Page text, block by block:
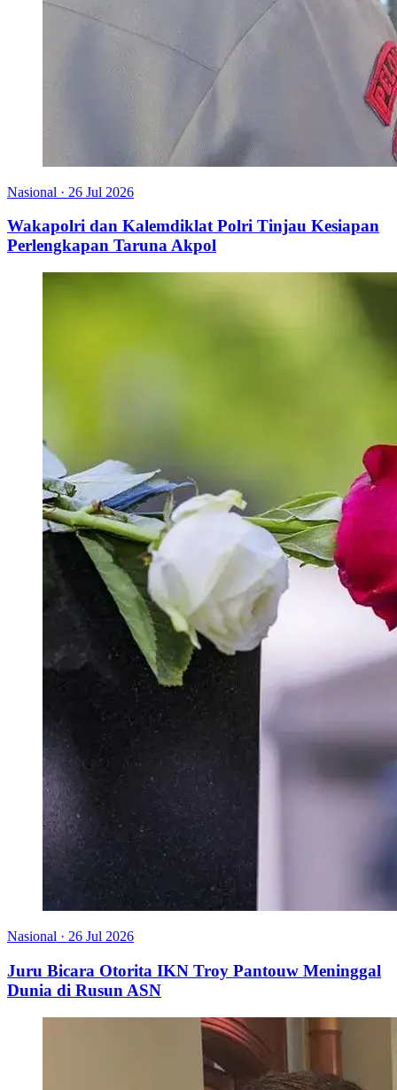
Nasional · 26 Jul 2026
Wakapolri dan Kalemdiklat Polri Tinjau Kesiapan
Perlengkapan Taruna Akpol
Nasional · 26 Jul 2026
Juru Bicara Otorita IKN Troy Pantouw Meninggal
Dunia di Rusun ASN